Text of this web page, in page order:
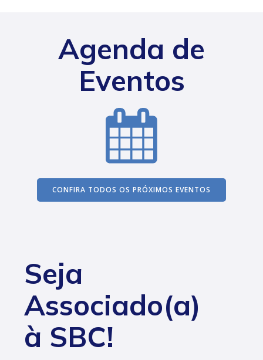
Agenda de
Eventos
CONFIRA TODOS OS PRÓXIMOS EVENTOS
Seja
Associado(a)
à SBC!